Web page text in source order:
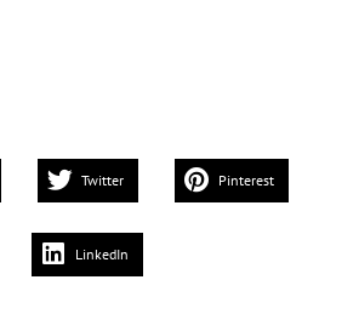
Twitter Pinterest
LinkedIn